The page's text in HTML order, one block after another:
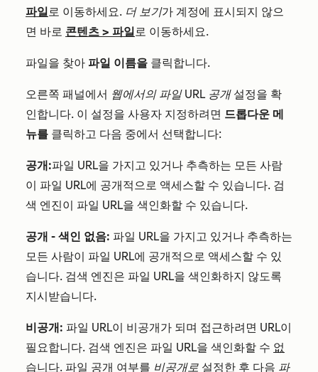
파일로 이동하세요. 더 보기가 계정에 표시되지 않으
면 바로 콘텐츠 > 파일로 이동하세요.
파일을 찾아 파일 이름을 클릭합니다.
오른쪽 패널에서 웹에서의 파일 URL 공개 설정을 확
인합니다. 이 설정을 사용자 지정하려면 드롭다운 메
뉴를 클릭하고 다음 중에서 선택합니다:
공개:파일 URL을 가지고 있거나 추측하는 모든 사람
이 파일 URL에 공개적으로 액세스할 수 있습니다. 검
색 엔진이 파일 URL을 색인화할 수 있습니다.
공개 - 색인 없음: 파일 URL을 가지고 있거나 추측하는
모든 사람이 파일 URL에 공개적으로 액세스할 수 있
습니다. 검색 엔진은 파일 URL을 색인화하지 않도록
지시받습니다.
비공개: 파일 URL이 비공개가 되며 접근하려면 URL이
필요합니다. 검색 엔진은 파일 URL을 색인화할 수 없
습니다. 파일 공개 여부를 비공개로 설정한 후 다음 파